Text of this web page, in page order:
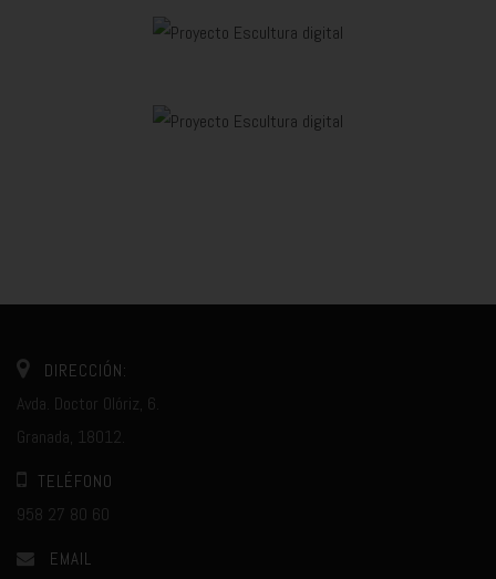
DIRECCIÓN:
Avda. Doctor Olóriz, 6.
Granada, 18012.
TELÉFONO
958 27 80 60
EMAIL